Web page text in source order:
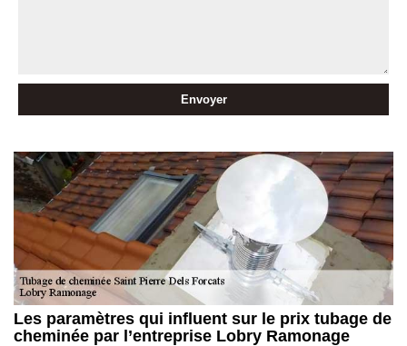
Les paramètres qui influent sur le prix tubage de
cheminée par l’entreprise Lobry Ramonage